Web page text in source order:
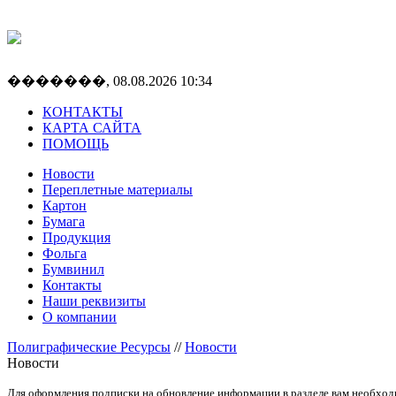
�������, 08.08.2026 10:34
КОНТАКТЫ
КАРТА САЙТА
ПОМОЩЬ
Новости
Переплетные материалы
Картон
Бумага
Продукция
Фольга
Бумвинил
Контакты
Наши реквизиты
О компании
Полиграфические Ресурсы //Новости
Новости
Для оформления подписки на обновление информации в разделе вам